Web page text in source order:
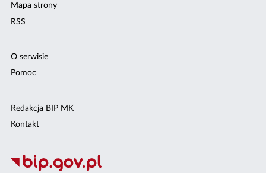
Mapa strony
RSS
O serwisie
Pomoc
Redakcja BIP MK
Kontakt